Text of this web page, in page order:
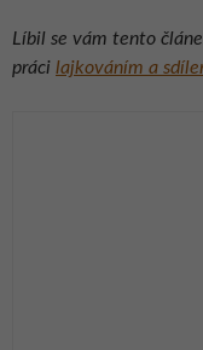
Líbil se vám tento
práci lajkováním a